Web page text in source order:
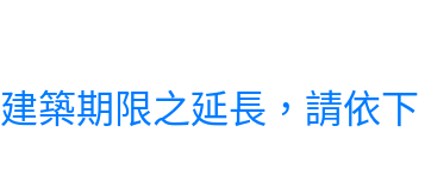
築期限之延長，請依下